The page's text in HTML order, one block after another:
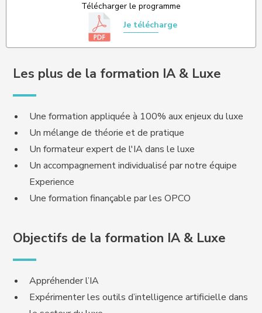
Télécharger le programme
Je télécharge
Les plus de la formation IA & Luxe
Une formation appliquée à 100% aux enjeux du luxe
Un mélange de théorie et de pratique
Un formateur expert de l'IA dans le luxe
Un accompagnement individualisé par notre équipe
Experience
Une formation finançable par les OPCO
Objectifs de la formation IA & Luxe
Appréhender l’IA
Expérimenter les outils d’intelligence artificielle dans